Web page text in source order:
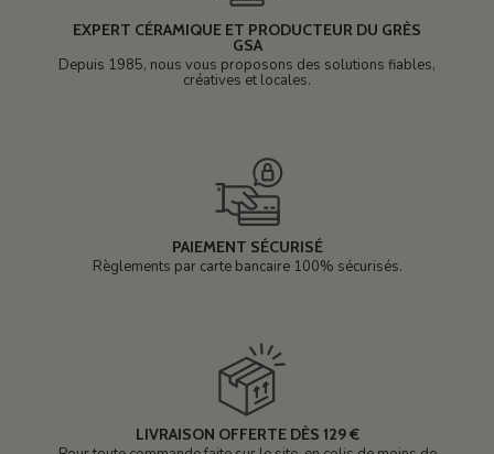
EXPERT CÉRAMIQUE ET PRODUCTEUR DU GRÈS
GSA
Depuis 1985, nous vous proposons des solutions fiables,
créatives et locales.
PAIEMENT SÉCURISÉ
Règlements par carte bancaire 100% sécurisés.
LIVRAISON OFFERTE DÈS 129 €